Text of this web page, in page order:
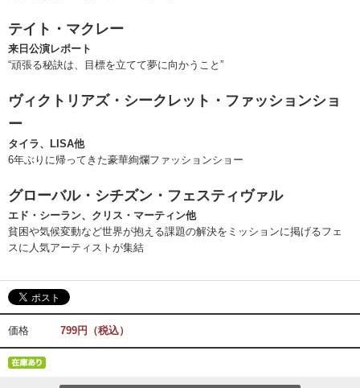
テイト・マクレー
来日公演レポート
“頑張る秘訣は、目標を立てて夢に向かうこと”
ヴィクトリアズ・シークレット・ファッションショ
ー
タイラ、LISA他
6年ぶりに帰ってきた豪華絢爛ファッションショー
グローバル・シチズン・フェスティヴァル
エド・シーラン、クリス・マーティン他
貧困や気候変動など世界が抱える課題の解決をミッションに掲げるフェ
スに人気アーティストが集結
価格 799円（税込）